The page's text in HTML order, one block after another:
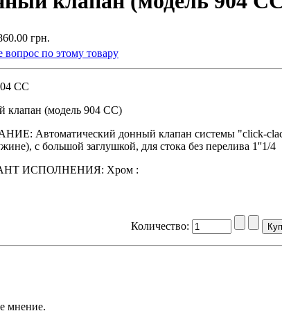
грн.
вопрос по этому товару
СС
клапан (модель 904 СС)
Автоматический донный клапан системы "click-
с большой заглушкой, для стока без перелива 1''1/4
ИСПОЛНЕНИЯ: Xpoм :
Количество:
мнение.